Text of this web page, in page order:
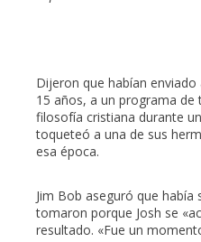
Dijeron que habían
15 años, a un programa
filosofía cristiana durante
toqueteó a una de sus
esa época.
Jim Bob aseguró que
tomaron porque Josh se
resultado. «Fue un